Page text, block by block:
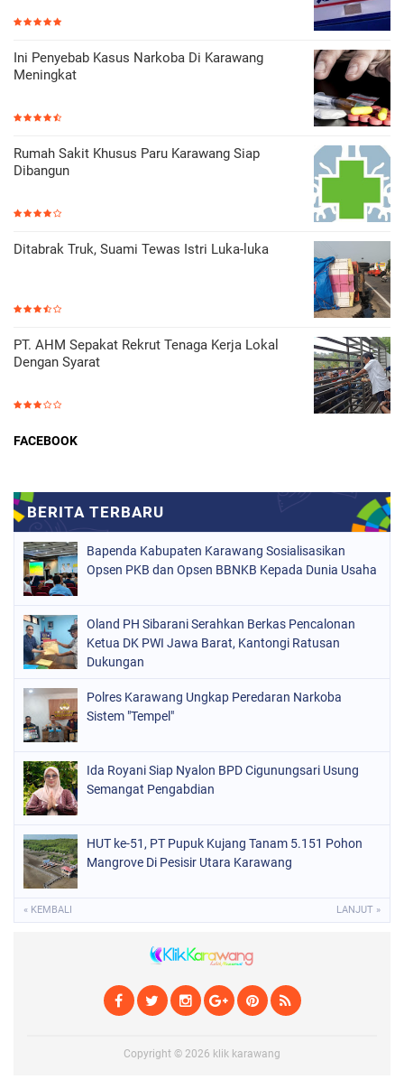
Ini Penyebab Kasus Narkoba Di Karawang
Meningkat
Rumah Sakit Khusus Paru Karawang Siap
Dibangun
Ditabrak Truk, Suami Tewas Istri Luka-luka
PT. AHM Sepakat Rekrut Tenaga Kerja Lokal
Dengan Syarat
FACEBOOK
Bapenda Kabupaten Karawang Sosialisasikan
Opsen PKB dan Opsen BBNKB Kepada Dunia Usaha
Oland PH Sibarani Serahkan Berkas Pencalonan
Ketua DK PWI Jawa Barat, Kantongi Ratusan
Dukungan
Polres Karawang Ungkap Peredaran Narkoba
Sistem "Tempel"
Ida Royani Siap Nyalon BPD Cigunungsari Usung
Semangat Pengabdian
HUT ke-51, PT Pupuk Kujang Tanam 5.151 Pohon
Mangrove Di Pesisir Utara Karawang
« KEMBALI LANJUT »
Copyright © 2026 klik karawang